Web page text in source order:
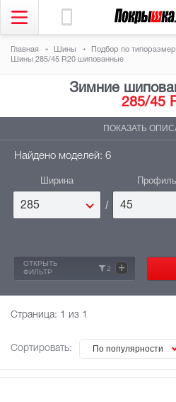
Главная Шины Подбор по
Шины 285/45 R20 шипованные
Зимние
285/45
ПОКАЗАТЬ
Найдено моделей: 6
Ширина
285 /
Профиль
45
ОТКРЫТЬ
ФИЛЬТР
2 +
Страница: 1 из 1
Сортировать: По популярности